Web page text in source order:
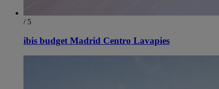
/ 5
ibis budget Madrid Centro Lavapies